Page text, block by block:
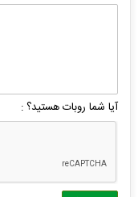
آیا شما روبات هستید؟ :